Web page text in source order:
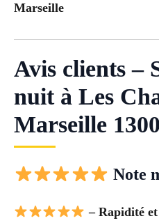
Marseille
Avis clients –
nuit à Les
Marseille
Note
– Rapidité